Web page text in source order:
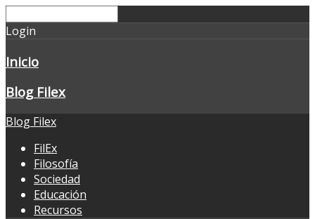
Login
Inicio
Blog Filex
Blog Filex
FilEx
Filosofía
Sociedad
Educación
Recursos